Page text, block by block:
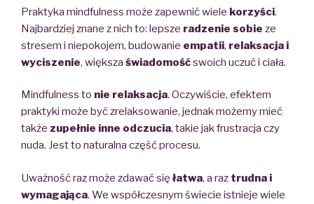
Praktyka mindfulness może zapewnić wiele korzyści.
Najbardziej znane z nich to: lepsze radzenie sobie ze
stresem i niepokojem, budowanie empatii, relaksacja i
wyciszenie, większa świadomośćswoich uczuć i ciała.
Mindfulness to nie relaksacja. Oczywiście, efektem
praktyki może być zrelaksowanie, jednak możemy mieć
także zupełnie inne odczucia, takie jak frustracja czy
nuda. Jest to naturalna część procesu.
Uważność raz może zdawać się łatwa, a raz trudna i
wymagająca. We współczesnym świecie istnieje wiele